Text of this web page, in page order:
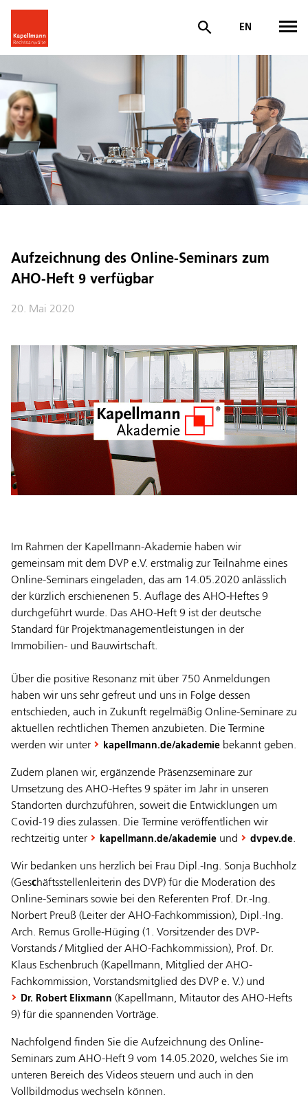
EN
Aufzeichnung des Online-Seminars zum
AHO-Heft 9 verfügbar
20. Mai 2020
Im Rahmen der Kapellmann-Akademie haben wir
gemeinsam mit dem DVP e.V. erstmalig zur Teilnahme eines
Online-Seminars eingeladen, das am 14.05.2020 anlässlich
der kürzlich erschienenen 5. Auflage des AHO-Heftes 9
durchgeführt wurde. Das AHO-Heft 9 ist der deutsche
Standard für Projektmanagementleistungen in der
Immobilien- und Bauwirtschaft.
Über die positive Resonanz mit über 750 Anmeldungen
haben wir uns sehr gefreut und uns in Folge dessen
entschieden, auch in Zukunft regelmäßig Online-Seminare zu
aktuellen rechtlichen Themen anzubieten. Die Termine
werden wir unter
kapellmann.de/akademie bekannt geben.
Zudem planen wir, ergänzende Präsenzseminare zur
Umsetzung des AHO-Heftes 9 später im Jahr in unseren
Standorten durchzuführen, soweit die Entwicklungen um
Covid-19 dies zulassen. Die Termine veröffentlichen wir
rechtzeitig unter
kapellmann.de/akademie und dvpev.de.
Wir bedanken uns herzlich bei Frau Dipl.-Ing. Sonja Buchholz
(Geschäftsstellenleiterin des DVP) für die Moderation des
Online-Seminars sowie bei den Referenten Prof. Dr.-Ing.
Norbert Preuß (Leiter der AHO-Fachkommission), Dipl.-Ing.
Arch. Remus Grolle-Hüging (1. Vorsitzender des DVP-
Vorstands / Mitglied der AHO-Fachkommission), Prof. Dr.
Klaus Eschenbruch (Kapellmann, Mitglied der AHO-
Fachkommission, Vorstandsmitglied des DVP e. V.) und
Dr. Robert Elixmann (Kapellmann, Mitautor des AHO-Hefts
9) für die spannenden Vorträge.
Nachfolgend finden Sie die Aufzeichnung des Online-
Seminars zum AHO-Heft 9 vom 14.05.2020, welches Sie im
unteren Bereich des Videos steuern und auch in den
Vollbildmodus wechseln können.